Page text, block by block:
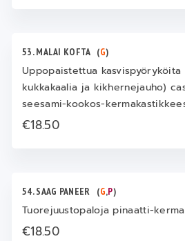
53. MALAI KOFTA (G)
Uppopaistettua kasvispyöryköita
kukkakaalia ja kikhernejauho)
seesami-kookos-
€18.50
54. SAAG PANEER (G,P)
Tuorejuustopaloja pinaatti-
€18.50